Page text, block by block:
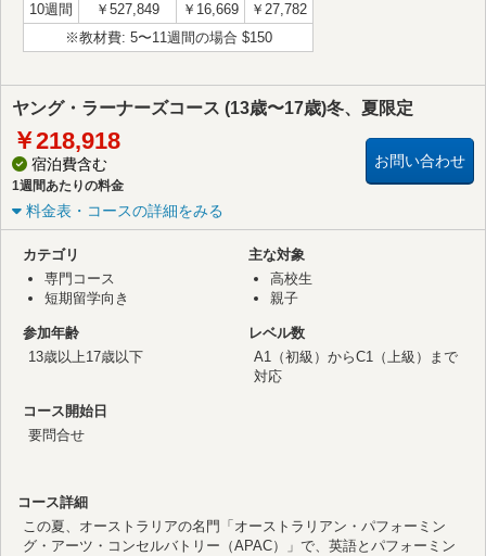
10週間
￥527,849 ￥16,669
￥27,782
※教材費: 5〜11週間の場合 $150
ヤング・ラーナーズコース (13歳〜17歳)冬、夏限定
￥218,918
宿泊費含む
1週間あたりの料金
お問い合わせ
料金表・コースの詳細をみる
カテゴリ
専門コース
短期留学向き
主な対象
高校生
親子
参加年齢
13歳以上17歳以下
レベル数
A1（初級）からC1（上級）まで
対応
コース開始日
要問合せ
コース詳細
この夏、オーストラリアの名門「オーストラリアン・パフォーミン
グ・アーツ・コンセルバトリー（APAC）」で、英語とパフォーミン